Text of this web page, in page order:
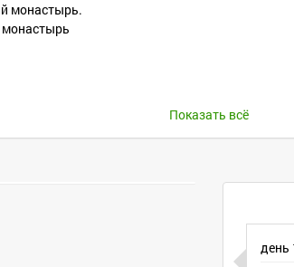
монастырь.
Показать всё
день